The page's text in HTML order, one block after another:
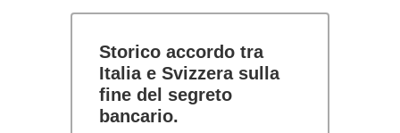
Storico accordo tra
Italia e Svizzera sulla
fine del segreto
bancario.